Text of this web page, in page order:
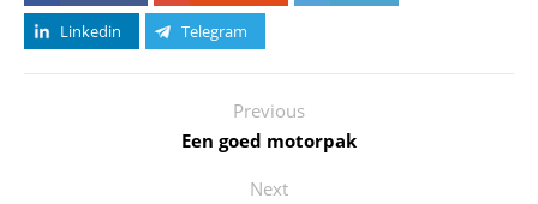
Linkedin
Telegram
Previous
Een goed motorpak
Next